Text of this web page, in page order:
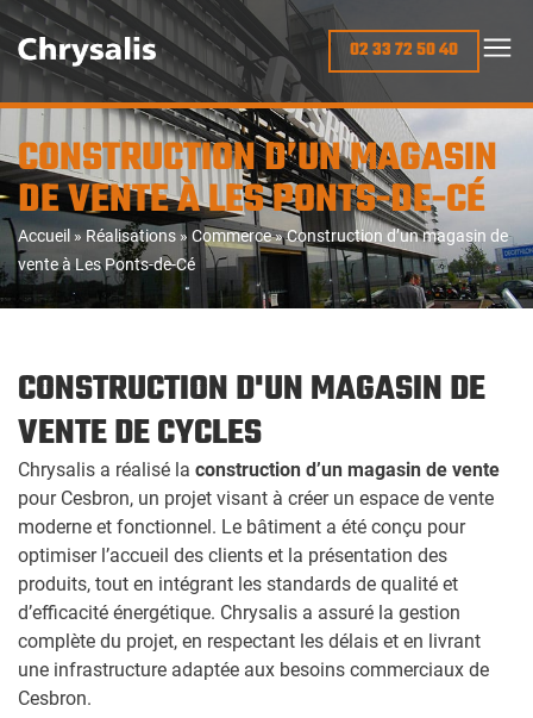
02 33 72 50 40
CONSTRUCTION D’UN MAGASIN
DE VENTE À LES PONTS-DE-CÉ
Accueil » Réalisations » Commerce»Construction d’un magasin de
vente à Les Ponts-de-Cé
CONSTRUCTION D'UN MAGASIN DE
VENTE DE CYCLES
Chrysalis a réalisé la construction d’un magasin de vente
pour Cesbron, un projet visant à créer un espace de vente
moderne et fonctionnel. Le bâtiment a été conçu pour
optimiser l’accueil des clients et la présentation des
produits, tout en intégrant les standards de qualité et
d’efficacité énergétique. Chrysalis a assuré la gestion
complète du projet, en respectant les délais et en livrant
une infrastructure adaptée aux besoins commerciaux de
Cesbron.